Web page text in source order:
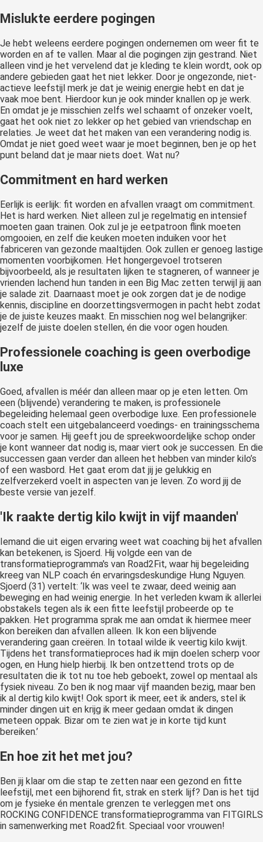
Mislukte eerdere pogingen
Je hebt weleens eerdere pogingen ondernemen om weer fit te
worden en af te vallen. Maar al die pogingen zijn gestrand. Niet
alleen vind je het vervelend dat je kleding te klein wordt, ook op
andere gebieden gaat het niet lekker. Door je ongezonde, niet-
actieve leefstijl merk je dat je weinig energie hebt en dat je
vaak moe bent. Hierdoor kun je ook minder knallen op je werk.
En omdat je je misschien zelfs wel schaamt of onzeker voelt,
gaat het ook niet zo lekker op het gebied van vriendschap en
relaties. Je weet dat het maken van een verandering nodig is.
Omdat je niet goed weet waar je moet beginnen, ben je op het
punt beland dat je maar niets doet. Wat nu?
Commitment en hard werken
Eerlijk is eerlijk: fit worden en afvallen vraagt om commitment.
Het is hard werken. Niet alleen zul je regelmatig en intensief
moeten gaan trainen. Ook zul je je eetpatroon flink moeten
omgooien, en zelf die keuken moeten induiken voor het
fabriceren van gezonde maaltijden. Ook zullen er genoeg lastige
momenten voorbijkomen. Het hongergevoel trotseren
bijvoorbeeld, als je resultaten lijken te stagneren, of wanneer je
vrienden lachend hun tanden in een Big Mac zetten terwijl jij aan
je salade zit. Daarnaast moet je ook zorgen dat je de nodige
kennis, discipline en doorzettingsvermogen in pacht hebt zodat
je de juiste keuzes maakt. En misschien nog wel belangrijker:
jezelf de juiste doelen stellen, én die voor ogen houden.
Professionele coaching is geen overbodige
luxe
Goed, afvallen is méér dan alleen maar op je eten letten. Om
een (blijvende) verandering te maken, is professionele
begeleiding helemaal geen overbodige luxe. Een professionele
coach stelt een uitgebalanceerd voedings- en trainingsschema
voor je samen. Hij geeft jou de spreekwoordelijke schop onder
je kont wanneer dat nodig is, maar viert ook je successen. En die
successen gaan verder dan alleen het hebben van minder kilo’s
of een wasbord. Het gaat erom dat jij je gelukkig en
zelfverzekerd voelt in aspecten van je leven. Zo word jij de
beste versie van jezelf.
'Ik raakte dertig kilo kwijt in vijf maanden'
Iemand die uit eigen ervaring weet wat coaching bij het afvallen
kan betekenen, is Sjoerd. Hij volgde een van de
transformatieprogramma's van Road2Fit, waar hij begeleiding
kreeg van NLP coach én ervaringsdeskundige Hung Nguyen.
Sjoerd (31) vertelt: ‘Ik was veel te zwaar, deed weinig aan
beweging en had weinig energie. In het verleden kwam ik allerlei
obstakels tegen als ik een fitte leefstijl probeerde op te
pakken. Het programma sprak me aan omdat ik hiermee meer
kon bereiken dan afvallen alleen. Ik kon een blijvende
verandering gaan creëren. In totaal wilde ik veertig kilo kwijt.
Tijdens het transformatieproces had ik mijn doelen scherp voor
ogen, en Hung hielp hierbij. Ik ben ontzettend trots op de
resultaten die ik tot nu toe heb geboekt, zowel op mentaal als
fysiek niveau. Zo ben ik nog maar vijf maanden bezig, maar ben
ik al dertig kilo kwijt! Ook sport ik meer, eet ik anders, stel ik
minder dingen uit en krijg ik meer gedaan omdat ik dingen
meteen oppak. Bizar om te zien wat je in korte tijd kunt
bereiken.’
En hoe zit het met jou?
Ben jij klaar om die stap te zetten naar een gezond en fitte
leefstijl, met een bijhorend fit, strak en sterk lijf? Dan is het tijd
om je fysieke én mentale grenzen te verleggen met ons
ROCKING CONFIDENCE transformatieprogramma van FITGIRLS
in samenwerking met Road2fit. Speciaal voor vrouwen!